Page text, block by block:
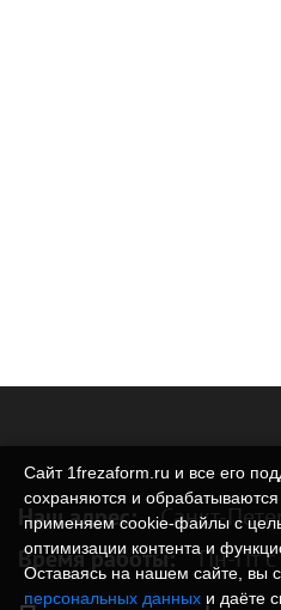
Наш адрес: Санкт-
Время работы: Пн-Пт
Сайт 1frezaform.ru и все его
сохраняются и
применяем cookie‑файлы с
оптимизации контента и
Оставаясь на нашем сайте, вы
персональных данных и даёте